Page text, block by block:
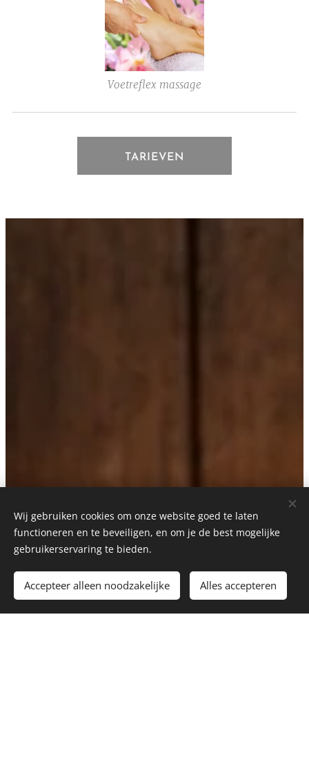
Voetreflex massage
TARIEVEN
Wij gebruiken cookies om onze website goed te laten
functioneren en te beveiligen, en om je de best mogelijke
gebruikerservaring te bieden.
Accepteer alleen noodzakelijke Alles accepteren